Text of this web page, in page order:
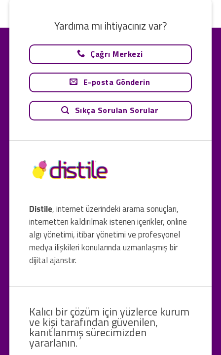
Distile, internet üzerindeki arama sonuçları,
internetten kaldırılmak istenen içerikler, online
algı yönetimi, itibar yönetimi ve profesyonel
medya ilişkileri konularında uzmanlaşmış bir
dijital ajanstır.
Yardıma mı ihtiyacınız var?
Çağrı Merkezi
E-posta Gönderin
Sıkça Sorulan Sorular
Kalıcı bir çözüm için yüzlerce kurum
ve kişi tarafından güvenilen,
kanıtlanmış sürecimizden
yararlanın.